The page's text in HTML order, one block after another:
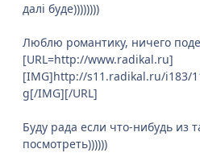
далі буде))))))))
Люблю романтику, ничего
[URL=http://www.radikal.ru]
[IMG]http://s11.radikal.ru/i183/
g[/IMG][/URL]
Буду рада если что-нибудь из
посмотреть))))))